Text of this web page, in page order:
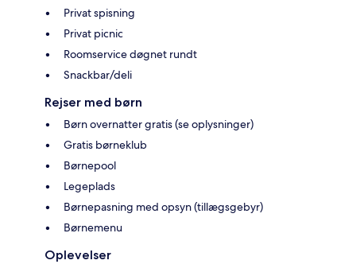
Privat spisning
Privat picnic
Roomservice døgnet rundt
Snackbar/deli
Rejser med børn
Børn overnatter gratis (se oplysninger)
Gratis børneklub
Børnepool
Legeplads
Børnepasning med opsyn (tillægsgebyr)
Børnemenu
Oplevelser